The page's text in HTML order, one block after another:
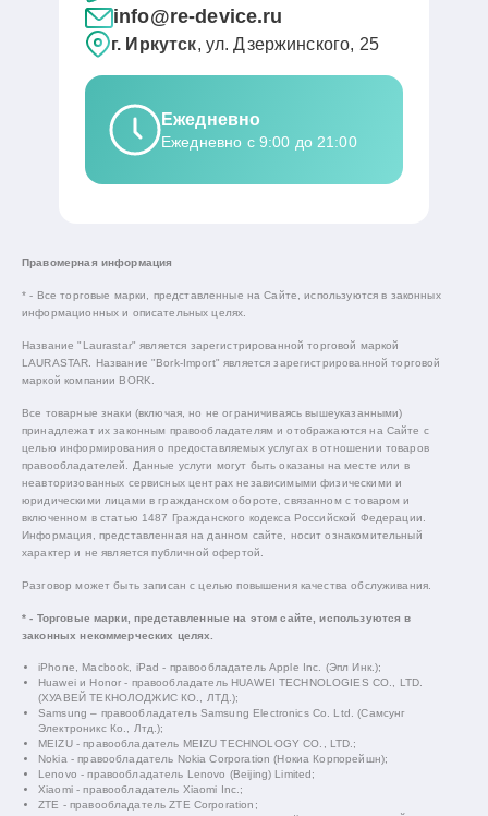
info@re-device.ru
г. Иркутск, ул. Дзержинского, 25
Ежедневно
Ежедневно с 9:00 до 21:00
Правомерная информация
* - Все торговые марки, представленные на Сайте, используются в законных
информационных и описательных целях.
Название "Laurastar" является зарегистрированной торговой маркой
LAURASTAR. Название "Bork-Import" является зарегистрированной торговой
маркой компании BORK.
Все товарные знаки (включая, но не ограничиваясь вышеуказанными)
принадлежат их законным правообладателям и отображаются на Сайте с
целью информирования о предоставляемых услугах в отношении товаров
правообладателей. Данные услуги могут быть оказаны на месте или в
неавторизованных сервисных центрах независимыми физическими и
юридическими лицами в гражданском обороте, связанном с товаром и
включенном в статью 1487 Гражданского кодекса Российской Федерации.
Информация, представленная на данном сайте, носит ознакомительный
характер и не является публичной офертой.
Разговор может быть записан с целью повышения качества обслуживания.
* - Торговые марки, представленные на этом сайте, используются в
законных некоммерческих целях.
iPhone, Macbook, iPad - правообладатель Apple Inc. (Эпл Инк.);
Huawei и Honor - правообладатель HUAWEI TECHNOLOGIES CO., LTD.
(ХУАВЕЙ ТЕКНОЛОДЖИС КО., ЛТД.);
Samsung – правообладатель Samsung Electronics Co. Ltd. (Самсунг
Электроникс Ко., Лтд.);
MEIZU - правообладатель MEIZU TECHNOLOGY CO., LTD.;
Nokia - правообладатель Nokia Corporation (Нокиа Корпорейшн);
Lenovo - правообладатель Lenovo (Beijing) Limited;
Xiaomi - правообладатель Xiaomi Inc.;
ZTE - правообладатель ZTE Corporation;